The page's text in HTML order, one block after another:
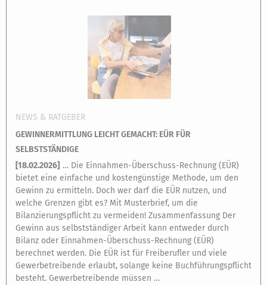
NEWS & RATGEBER
GEWINNERMITTLUNG LEICHT GEMACHT: EÜR FÜR
SELBSTSTÄNDIGE
[18.02.2026] … Die Einnahmen-Überschuss-Rechnung (EÜR)
bietet eine einfache und kostengünstige Methode, um den
Gewinn zu ermitteln. Doch wer darf die EÜR nutzen, und
welche Grenzen gibt es? Mit Musterbrief, um die
Bilanzierungspflicht zu vermeiden! Zusammenfassung Der
Gewinn aus selbstständiger Arbeit kann entweder durch
Bilanz oder Einnahmen-Überschuss-Rechnung (EÜR)
berechnet werden. Die EÜR ist für Freiberufler und viele
Gewerbetreibende erlaubt, solange keine Buchführungspflicht
besteht. Gewerbetreibende müssen …